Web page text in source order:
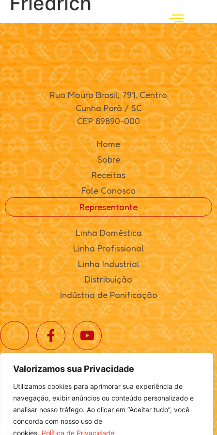
Valorizamos sua Privacidade
Utilizamos cookies para aprimorar sua experiência de
navegação, exibir anúncios ou conteúdo personalizado e
analisar nosso tráfego. Ao clicar em “Aceitar tudo”, você
concorda com nosso uso de
cookies. Política de Privacidade
Rua Moura Brasil, 791, Centro
Cunha Porã / SC
CEP 89890-000
Home
Sobre
Receitas
Fale Conosco
Representante
Linha Doméstica
Linha Profissional
Linha Industrial
Distribuição
Indústria de Panificação
© 2025. Realta Alimentos. Todos os direitos reservados.
Política de Privacidade|Definições de Cookies